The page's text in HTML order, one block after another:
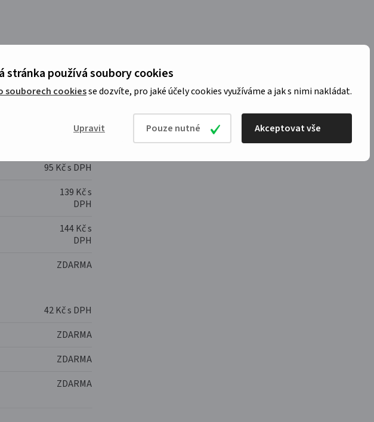
stránka používá soubory cookies
souborech cookiesse dozvíte, pro jaké účely cookies využíváme a jak s nimi nakládat.
Upravit Pouze nutné Akceptovat vše
121 Kč s
85 Kč s DPH
95 Kč s DPH
139 Kč s
DPH
144 Kč s
DPH
ZDARMA
42 Kč s DPH
ZDARMA
ZDARMA
ZDARMA